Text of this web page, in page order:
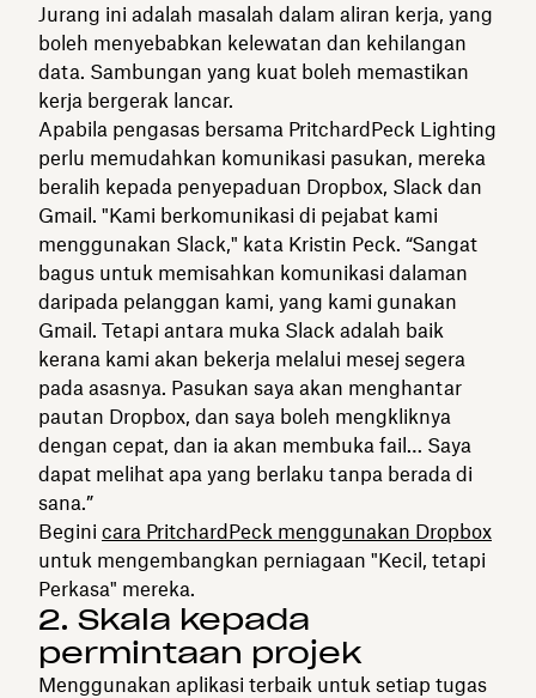
Jurang ini adalah masalah dalam aliran kerja, yang
boleh menyebabkan kelewatan dan kehilangan
data. Sambungan yang kuat boleh memastikan
kerja bergerak lancar.
Apabila pengasas bersama PritchardPeck Lighting
perlu memudahkan komunikasi pasukan, mereka
beralih kepada penyepaduan Dropbox, Slack dan
Gmail. "Kami berkomunikasi di pejabat kami
menggunakan Slack," kata Kristin Peck. “Sangat
bagus untuk memisahkan komunikasi dalaman
daripada pelanggan kami, yang kami gunakan
Gmail. Tetapi antara muka Slack adalah baik
kerana kami akan bekerja melalui mesej segera
pada asasnya. Pasukan saya akan menghantar
pautan Dropbox, dan saya boleh mengkliknya
dengan cepat, dan ia akan membuka fail… Saya
dapat melihat apa yang berlaku tanpa berada di
sana.”
Begini cara PritchardPeck menggunakan Dropbox
untuk mengembangkan perniagaan "Kecil, tetapi
Perkasa" mereka.
2. Skala kepada
permintaan projek
Menggunakan aplikasi terbaik untuk setiap tugas